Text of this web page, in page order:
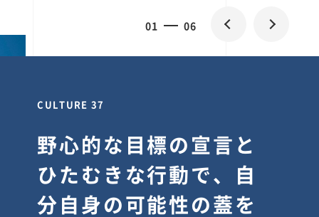
0 06
CULTURE 30
逆境では自分のスタン
スを変え“予想を裏切
り、期待を超える”【真